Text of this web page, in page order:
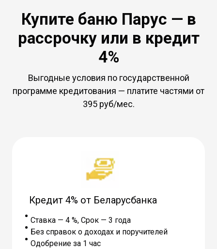
Купите баню Парус — в
рассрочку или в кредит
4%
Выгодные условия по государственной
программе кредитования — платите частями от
395 руб/мес.
Ставка — 4 %, Cрок — 3 года
Без справок о доходах и поручителей
Одобрение за 1 час
Кредит 4% от Беларусбанка